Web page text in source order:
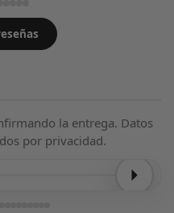
la entrega. Datos
por privacidad.